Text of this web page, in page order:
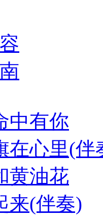
中有你
在心里(伴
黄油花
来(伴奏)